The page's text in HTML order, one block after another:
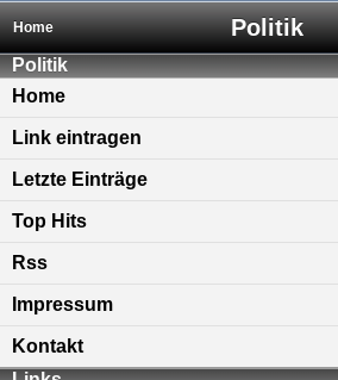
Politik
Home
Politik
Home
Link eintragen
Letzte Einträge
Top Hits
Rss
Impressum
Kontakt